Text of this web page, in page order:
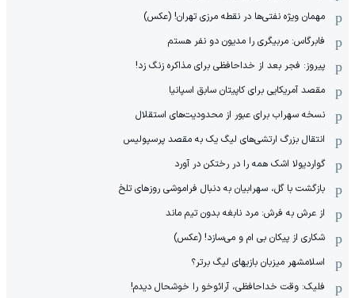
مهمان‌ ویژه نفتی‌ها در نقطه مرزی تهران! (عکس)
فابرگاس: مربیگری را مدیون دو نفر هستم
پیروز: فجر بعد از خداحافظی برای مذاکره زنگ زد!
مقصد آمریکایی برای کاپیتان سابق اسپانیا
نسخه سهراب برای عبور از محدودیت‌های استقلال
انتقال بزرگ ارتشی‌های لیگ یک به مقصد پرسپولیس
گواردیولا اشک همه را در رختکن در آورد
بازگشت با گل، سهرابیان به دنبال فراموشی روزهای تلخ
از عرش به فرش: مرد نابغه‌ بدون تیم ماند
شکاری از پیکان بی ام و می‌سازد! (عکس)
اسلامشهر میزبان بازیهای لیگ برتر؟
فلیک: وقت خداحافظی، آرائوخو را خوشحال دیدم!